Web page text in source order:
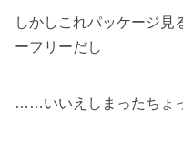
しかしこれパッケージ見
ーフリーだし
……いいえしまったちょ